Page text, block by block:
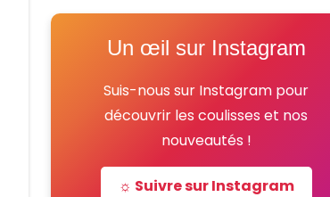
Un œil sur Instagram
Suis-nous sur Instagram pour
découvrir les coulisses et nos
nouveautés !
☼ Suivre sur Instagram